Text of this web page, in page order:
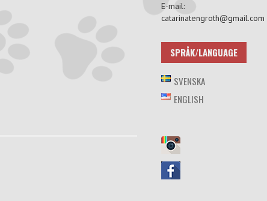
E-mail:
catarinatengroth@gmail.com
SPRÅK/LANGUAGE
SVENSKA
ENGLISH